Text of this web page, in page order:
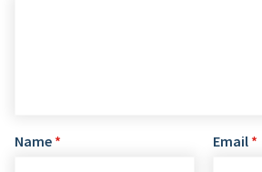
Name * Email *